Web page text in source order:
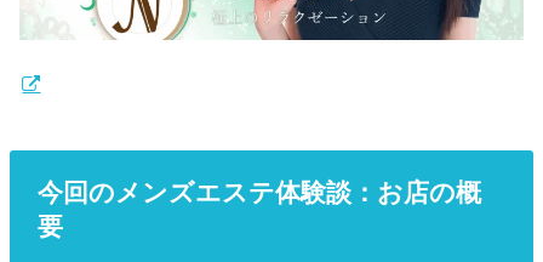
今回のメンズエステ体験談：お店の概
要